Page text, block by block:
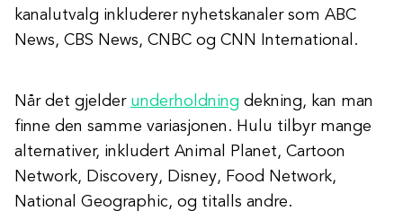
kanalutvalg inkluderer nyhetskanaler som ABC
News, CBS News, CNBC og CNN International.
Når det gjelder underholdning dekning, kan man
finne den samme variasjonen. Hulu tilbyr mange
alternativer, inkludert Animal Planet, Cartoon
Network, Discovery, Disney, Food Network,
National Geographic, og titalls andre.